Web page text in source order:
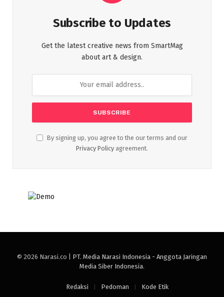
Subscribe to Updates
Get the latest creative news from SmartMag
about art & design.
By signing up, you agree to the our terms and our
Privacy Policy agreement.
© 2026 Narasi.co | PT. Media Narasi Indonesia - Anggota Jaringan
Media Siber Indonesia.
Redaksi Pedoman Kode Etik